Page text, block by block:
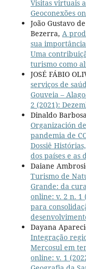
Visitas virtuais
Geoconexões
João Gustavo
Bezerra, A
sua importância
Uma
turismo como
JOSÉ FÁBIO
serviços de
Gouveia –
2 (2021):
Dinaldo
Organización
pandemia de
Dossiê
dos países e as
Daiane
Turismo de
Grande: da
online: v. 2 n. 1
para
Dayana
Integração
Mercosul em
online: v. 1